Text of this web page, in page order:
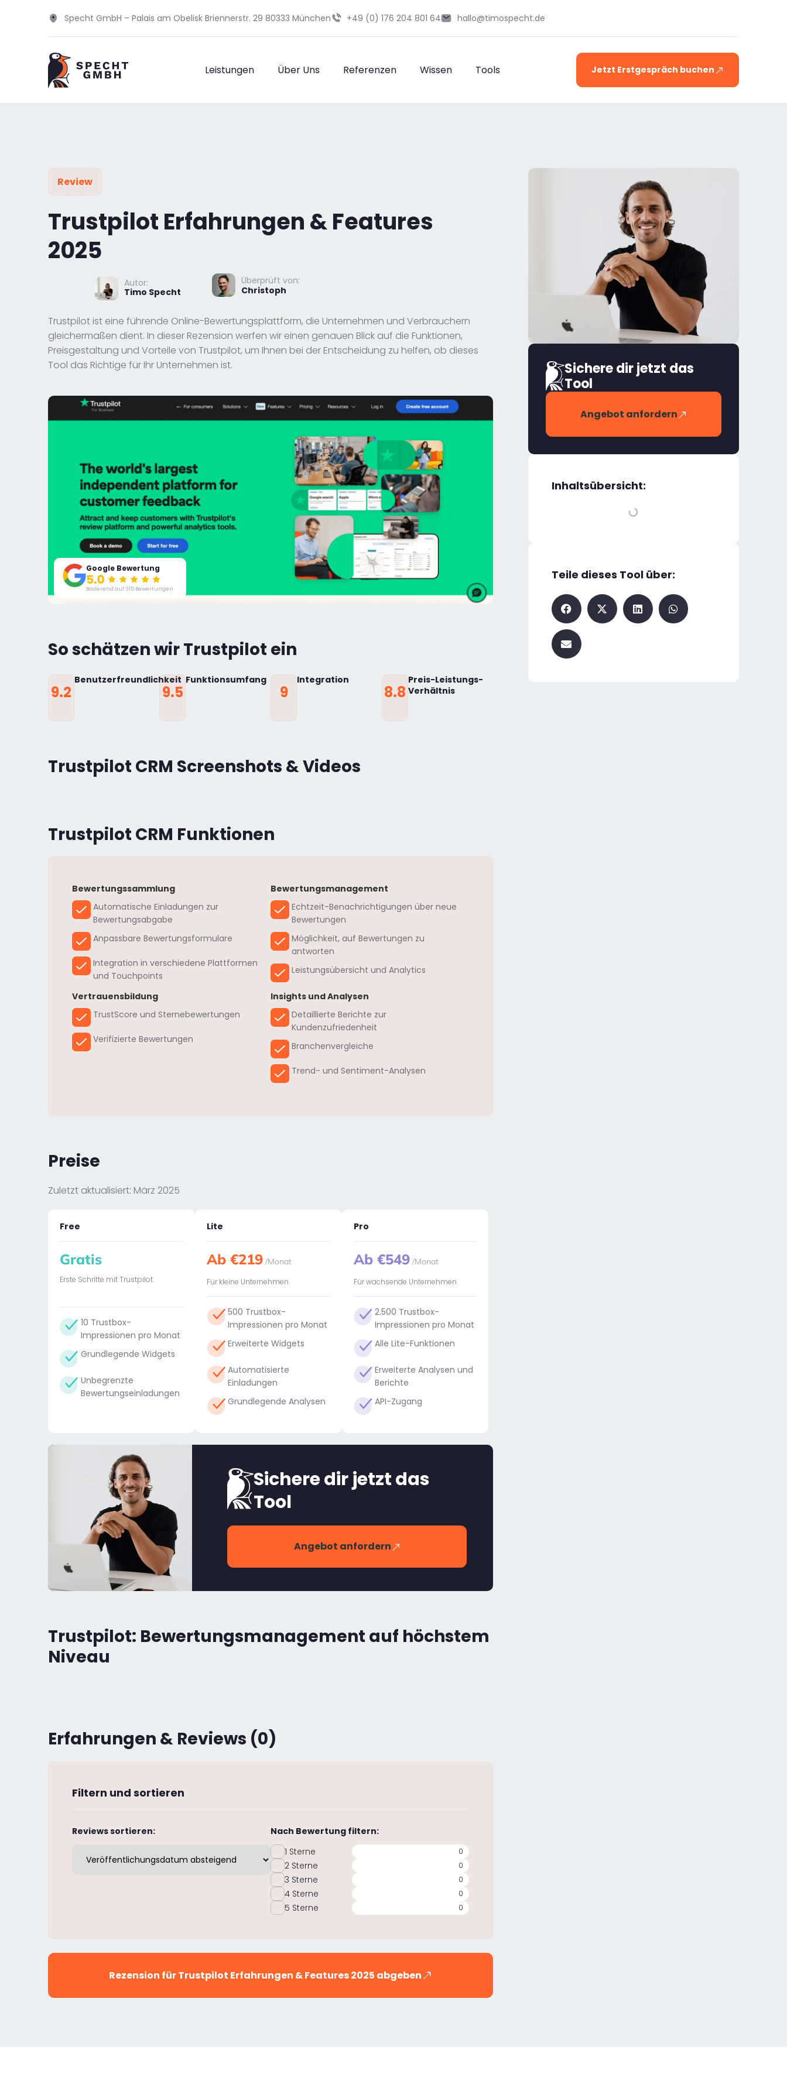
Specht GmbH – Palais am Obelisk Briennerstr. 29 80333 München +49 (0) 176 204 801 64 hallo@timospecht.de
Leistungen Über Uns Referenzen Wissen Tools Jetzt Erstgespräch buchen
Review
Trustpilot Erfahrungen & Features
2025
Autor:
Timo Specht
Überprüft von:
Christoph
Trustpilot ist eine führende Online-Bewertungsplattform, die Unternehmen und Verbrauchern
gleichermaßen dient. In dieser Rezension werfen wir einen genauen Blick auf die Funktionen,
Preisgestaltung und Vorteile von Trustpilot, um Ihnen bei der Entscheidung zu helfen, ob dieses
Tool das Richtige für Ihr Unternehmen ist.
Google Bewertung
Basierend auf 315 Bewertungen
So schätzen wir Trustpilot ein
9.2
Benutzerfreundlichkeit
9.5
Funktionsumfang
9
Integration
8.8
Preis-Leistungs-
Verhältnis
Trustpilot CRM Screenshots & Videos
Trustpilot CRM Funktionen
Bewertungssammlung
Automatische Einladungen zur
Bewertungsabgabe
Anpassbare Bewertungsformulare
Integration in verschiedene Plattformen
und Touchpoints
Bewertungsmanagement
Echtzeit-Benachrichtigungen über neue
Bewertungen
Möglichkeit, auf Bewertungen zu
antworten
Leistungsübersicht und Analytics
Vertrauensbildung
TrustScore und Sternebewertungen
Verifizierte Bewertungen
Insights und Analysen
Detaillierte Berichte zur
Kundenzufriedenheit
Branchenvergleiche
Trend- und Sentiment-Analysen
Preise
Zuletzt aktualisiert: März 2025
Free
Gratis
Erste Schritte mit Trustpilot
10 Trustbox-
Impressionen pro Monat
Grundlegende Widgets
Unbegrenzte
Bewertungseinladungen
Lite
Ab €219/Monat
Für kleine Unternehmen
500 Trustbox-
Impressionen pro Monat
Erweiterte Widgets
Automatisierte
Einladungen
Grundlegende Analysen
Pro
Ab €549/Monat
Für wachsende Unternehmen
2.500 Trustbox-
Impressionen pro Monat
Alle Lite-Funktionen
Erweiterte Analysen und
Berichte
API-Zugang
Sichere dir jetzt das
Tool
Angebot anfordern
Trustpilot: Bewertungsmanagement auf höchstem
Niveau
Erfahrungen & Reviews (0)
Filtern und sortieren
Reviews sortieren:
Nach Bewertung filtern:
1 Sterne
0
2 Sterne 0
3 Sterne 0
4 Sterne 0
5 Sterne 0
Rezension für Trustpilot Erfahrungen & Features 2025 abgeben
Sichere dir jetzt das
Tool
Angebot anfordern
Inhaltsübersicht:
Teile dieses Tool über: